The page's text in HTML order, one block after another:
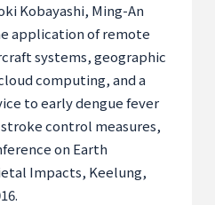
Kobayashi, Ming-An
application of remote
systems, geographic
computing, and a
to early dengue fever
control measures,
on Earth
Impacts, Keelung,